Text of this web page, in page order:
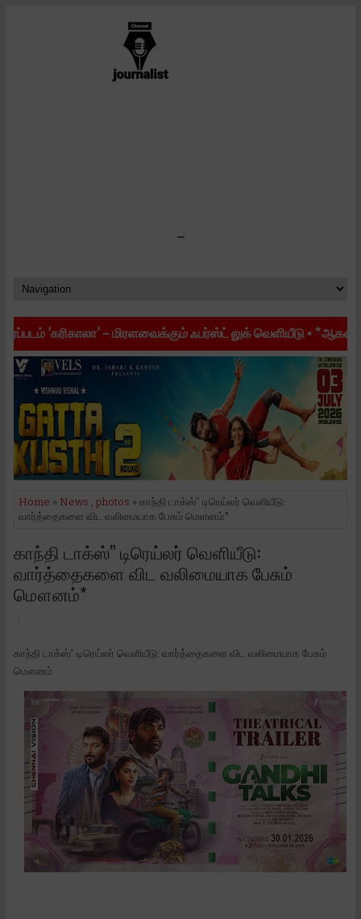
-
– மிரளவைக்கும் ஃபர்ஸ்ட் லுக் வெளியீடு•*ஆகஸ்ட் 28-ல்
Home » News photos » காந்தி டாக்ஸ்” டிரெய்லர் வெளியீடு:
வார்த்தைகளை விட வலிமையாக பேசும் மௌனம்*
காந்தி டாக்ஸ்” டிரெய்லர் வெளியீடு:
வார்த்தைகளை விட வலிமையாக பேசும்
மௌனம்*
காந்தி டாக்ஸ்” டிரெய்லர் வெளியீடு: வார்த்தைகளை விட வலிமையாக பேசும்
மௌனம்